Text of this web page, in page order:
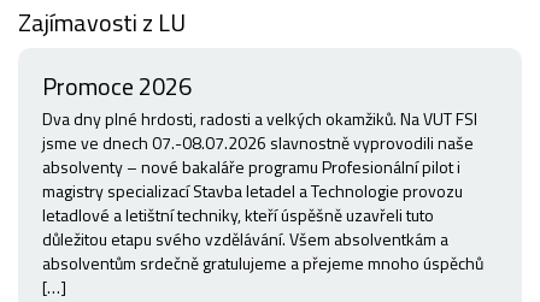
Zajímavosti z LU
Promoce 2026
Dva dny plné hrdosti, radosti a velkých okamžiků. Na VUT FSI
jsme ve dnech 07.-08.07.2026 slavnostně vyprovodili naše
absolventy – nové bakaláře programu Profesionální pilot i
magistry specializací Stavba letadel a Technologie provozu
letadlové a letištní techniky, kteří úspěšně uzavřeli tuto
důležitou etapu svého vzdělávání. Všem absolventkám a
absolventům srdečně gratulujeme a přejeme mnoho úspěchů
[…]